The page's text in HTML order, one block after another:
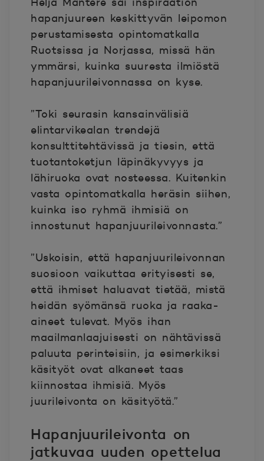
hapanjuureen keskittyvän leipomon
perustamisesta opintomatkalla
Ruotsissa ja Norjassa, missä hän
ymmärsi, kuinka suuresta ilmiöstä
hapanjuurileivonnassa on kyse.
”Toki seurasin kansainvälisiä
elintarvikealan trendejä
konsulttitehtävissä ja tiesin, että
tuotantoketjun läpinäkyvyys ja
lähiruoka ovat nosteessa. Kuitenkin
vasta opintomatkalla heräsin siihen,
kuinka iso ryhmä ihmisiä on
innostunut hapanjuurileivonnasta.”
”Uskoisin, että hapanjuurileivonnan
suosioon vaikuttaa erityisesti se,
että ihmiset haluavat tietää, mistä
heidän syömänsä ruoka ja raaka-
aineet tulevat. Myös ihan
maailmanlaajuisesti on nähtävissä
paluuta perinteisiin, ja esimerkiksi
käsityöt ovat alkaneet taas
kiinnostaa ihmisiä. Myös
juurileivonta on käsityötä.”
Hapanjuurileivonta on
jatkuvaa uuden opettelua